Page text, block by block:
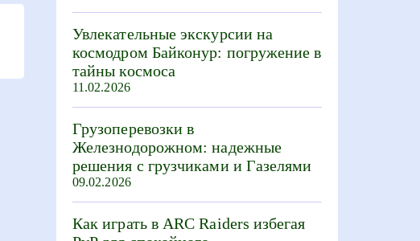
Увлекательные экскурсии на
космодром Байконур: погружение в
тайны космоса
11.02.2026
Грузоперевозки в
Железнодорожном: надежные
решения с грузчиками и Газелями
09.02.2026
Как играть в ARC Raiders избегая